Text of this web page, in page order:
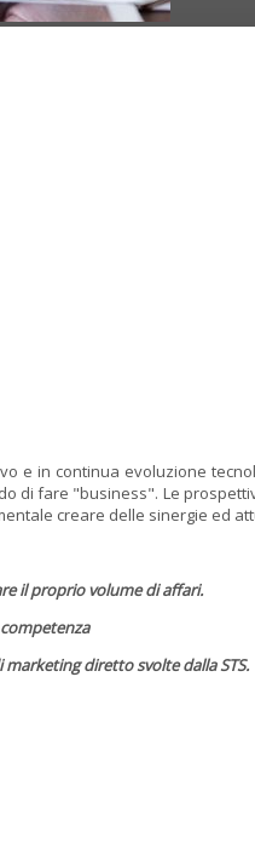
e in continua evoluzione
di fare "business". Le
creare delle sinergie ed
il proprio volume di affari.
diretto svolte dalla STS.